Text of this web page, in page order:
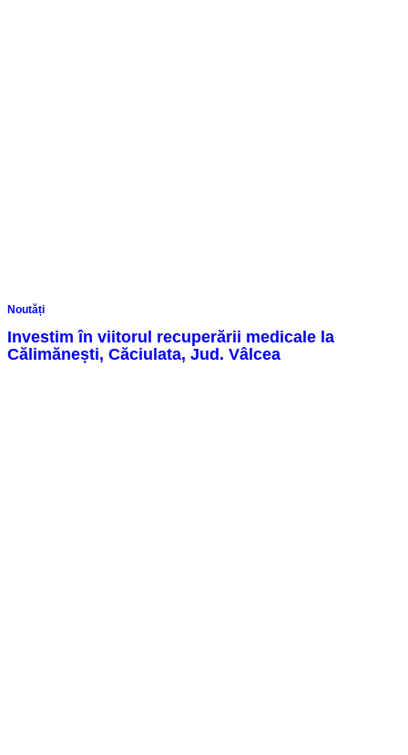
Noutăți
Investim în viitorul recuperării medicale la
Călimănești, Căciulata, Jud. Vâlcea